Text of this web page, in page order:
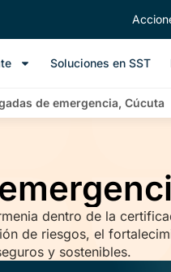
Soluciones en SST
de emergencia, Cúcuta
dentro de la
de riesgos, el
y sostenibles.